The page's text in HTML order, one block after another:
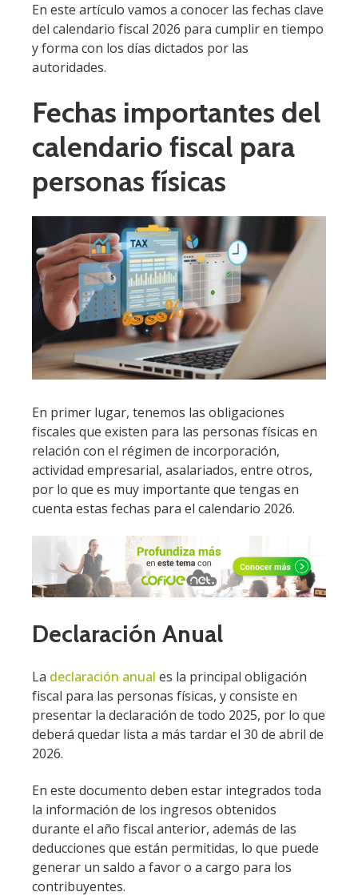
En este artículo vamos a conocer las fechas clave
del calendario fiscal 2026 para cumplir en tiempo
y forma con los días dictados por las
autoridades.
Fechas importantes del
calendario fiscal para
personas físicas
En primer lugar, tenemos las obligaciones
fiscales que existen para las personas físicas en
relación con el régimen de incorporación,
actividad empresarial, asalariados, entre otros,
por lo que es muy importante que tengas en
cuenta estas fechas para el calendario 2026.
Declaración Anual
La declaración anual es la principal obligación
fiscal para las personas físicas, y consiste en
presentar la declaración de todo 2025, por lo que
deberá quedar lista a más tardar el 30 de abril de
2026.
En este documento deben estar integrados toda
la información de los ingresos obtenidos
durante el año fiscal anterior, además de las
deducciones que están permitidas, lo que puede
generar un saldo a favor o a cargo para los
contribuyentes.